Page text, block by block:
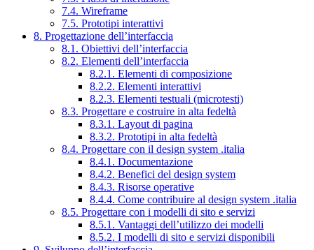
7.4. Wireframe
7.5. Prototipi interattivi
8. Progettazione dell’interfaccia
8.1. Obiettivi dell’interfaccia
8.2. Elementi dell’interfaccia
8.2.1. Elementi di composizione
8.2.2. Elementi interattivi
8.2.3. Elementi testuali (microtesti)
8.3. Progettare e costruire in alta fedeltà
8.3.1. Layout di pagina
8.3.2. Prototipi in alta fedeltà
8.4. Progettare con il design system .italia
8.4.1. Documentazione
8.4.2. Benefici del design system
8.4.3. Risorse operative
8.4.4. Come contribuire al design system .italia
8.5. Progettare con i modelli di sito e servizi
8.5.1. Vantaggi dell’utilizzo dei modelli
8.5.2. I modelli di sito e servizi disponibili